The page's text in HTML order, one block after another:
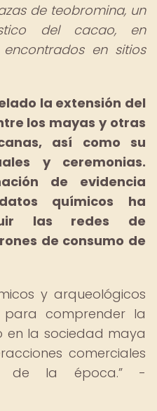
de teobromina, un
del cacao, en
en sitios
la extensión del
los mayas y otras
así como su
y ceremonias.
de evidencia
químicos ha
las redes de
de consumo de
y arqueológicos
comprender la
la sociedad maya
comerciales
de la época. -